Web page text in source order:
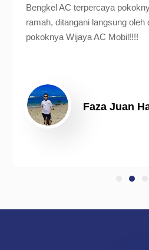
Bengkel AC terpercaya
ramah, ditangani langsung oleh
pokoknya Wijaya AC Mobil!!!!
Faza Juan